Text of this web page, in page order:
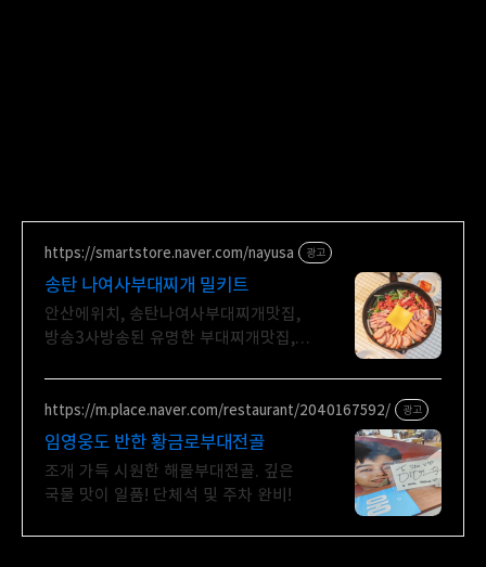
https://smartstore.naver.com/nayusa 광고
송탄 나여사부대찌개 밀키트
안산에위치, 송탄나여사부대찌개맛집,
방송3사방송된 유명한 부대찌개맛집,
https://m.place.naver.com/restaurant/2040167592/ 광고
임영웅도 반한 황금로부대전골
조개 가득 시원한 해물부대전골. 깊은
국물 맛이 일품! 단체석 및 주차 완비!